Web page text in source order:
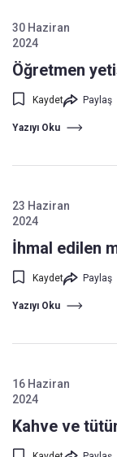
30 Haziran
2024
Öğretmen
Kaydet Paylaş
Yazıyı Oku
23 Haziran
2024
İhmal edilen
Kaydet Paylaş
Yazıyı Oku
16 Haziran
2024
Kahve ve